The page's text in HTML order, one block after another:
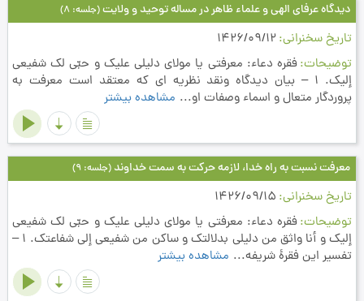
دیدگاه عرفای الهی و علماء ظاهر در مساله توحید و ولایت(جلسه: 8)
تاریخ سخنرانی 1426/09/12
توضیحات فقره دعاء: معرفتي يا مولاي دليلي عليك و حبّي لك شفيعي
إليك. 1 – بیان دیدگاه ونقد نظریه ای که معتقد است معرفت به
پروردگار متعال و اسماء وصفات او... مشاهده بیشتر
معرفت نسبت به راه خدا، لازمه حرکت به سمت خداوند (جلسه: 9)
تاریخ سخنرانی 1426/09/15
توضیحات فقره دعاء: معرفتي يا مولاي دليلي عليك و حبّي لك شفيعي
إليك و أنا واثق من دليلي بدلالتك و ساكن من شفيعي إلي شفاعتك. 1 –
تفسیر این فقرۀ شریفه... مشاهده بیشتر